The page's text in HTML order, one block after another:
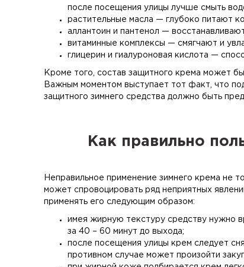
после посещения улицы лучше смыть
растительные масла — глубоко питают
аллантоин и пантенол —
витаминные комплексы — смягчают и
глицерин и гиалуроновая кислота —
Кроме того, состав защитного крема может
Важным моментом выступает тот факт, что
защитного зимнего средства должно быть
Как правильно
Неправильное применение зимнего крема не
может спровоцировать ряд неприятных
применять его следующим образом:
имея жирную текстуру средству нужно
за 40 – 60 минут до выхода;
после посещения улицы крем следует
противном случае может произойти